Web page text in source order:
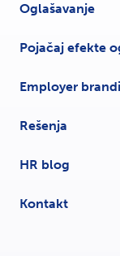
Oglašavanje
Pojačaj efekte
Employer
Rešenja
HR blog
Kontakt